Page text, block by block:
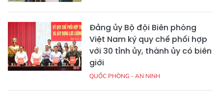
Đảng ủy Bộ đội Biên phòng
Việt Nam ký quy chế phối hợp
với 30 tỉnh ủy, thành ủy có biên
giới
QUỐC PHÒNG - AN NINH